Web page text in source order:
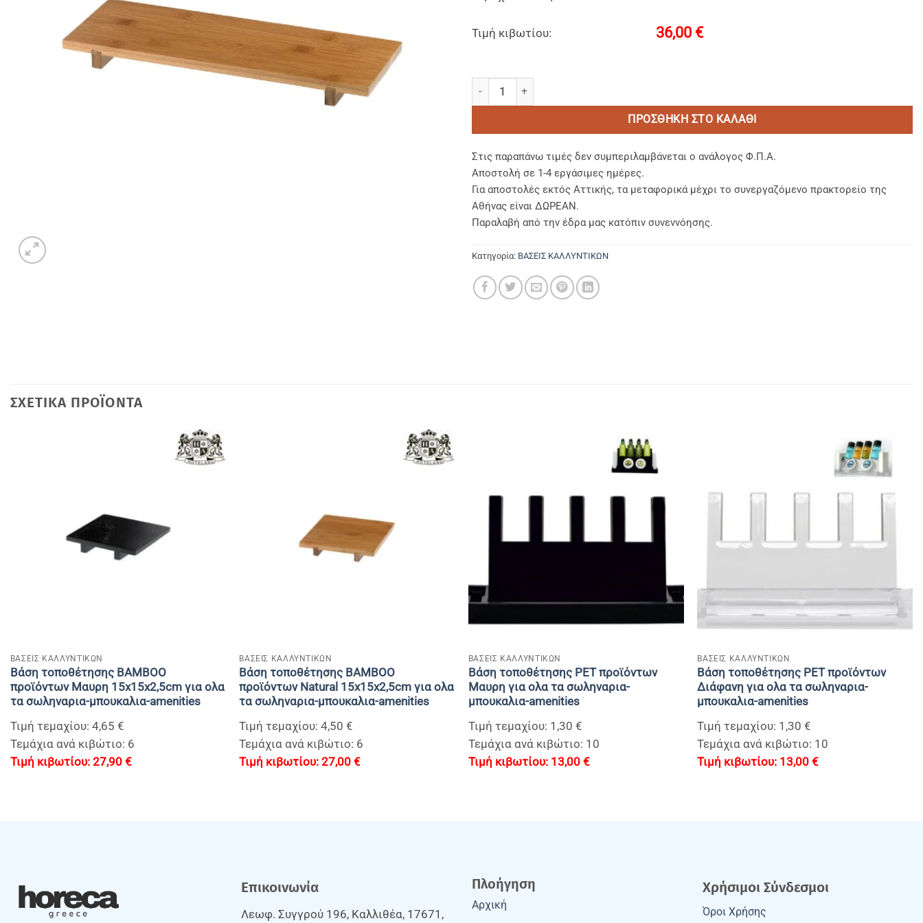
Τιμή κιβωτίου: 36,00 €
Βάση τοποθέτησης BAMBOO προϊόντων Νatural 30x11x2,5cm για ολα τα σωληναρια-
ΠΡΟΣΘΉΚΗ ΣΤΟ ΚΑΛΆΘΙ
Στις παραπάνω τιμές δεν συμπεριλαμβάνεται ο ανάλογος Φ.Π.Α.
Αποστολή σε 1-4 εργάσιμες ημέρες.
Για αποστολές εκτός Αττικής, τα μεταφορικά μέχρι το συνεργαζόμενο πρακτορείο της
Αθήνας είναι ΔΩΡΕΑΝ.
Παραλαβή από την έδρα μας κατόπιν συνεννόησης.
Κατηγορία: BAΣΕΙΣ ΚΑΛΛΥΝΤΙΚΩΝ
ΣΧΕΤΙΚΆ ΠΡΟΪΌΝΤΑ
BAΣΕΙΣ ΚΑΛΛΥΝΤΙΚΩΝ
Βάση τοποθέτησης BAMBOO
προϊόντων Μαυρη 15x15x2,5cm για ολα
τα σωληναρια-μπουκαλια-amenities
Τιμή τεμαχίου: 4,65 €
Τεμάχια ανά κιβώτιο: 6
27,90 €
BAΣΕΙΣ ΚΑΛΛΥΝΤΙΚΩΝ
Βάση τοποθέτησης BAMBOO
προϊόντων Natural 15x15x2,5cm για ολα
τα σωληναρια-μπουκαλια-amenities
Τιμή τεμαχίου: 4,50 €
Τεμάχια ανά κιβώτιο: 6
27,00€
BAΣΕΙΣ ΚΑΛΛΥΝΤΙΚΩΝ
Βάση τοποθέτησης PET προϊόντων
Μαυρη για ολα τα σωληναρια-
μπουκαλια-amenities
Τιμή τεμαχίου: 1,30 €
Τεμάχια ανά κιβώτιο: 10
13,00 €
+
BAΣΕΙΣ ΚΑΛΛΥΝΤΙΚΩΝ
Βάση τοποθέτησης PET προϊόντων
Διάφανη για ολα τα σωληναρια-
μπουκαλια-amenities
Τιμή τεμαχίου: 1,30 €
Τεμάχια ανά κιβώτιο: 10
13,00€
Επικοινωνία
Λεωφ. Συγγρού 196, Καλλιθέα, 17671,
Πλοήγηση
Αρχική
Χρήσιμοι Σύνδεσμοι
Όροι Χρήσης